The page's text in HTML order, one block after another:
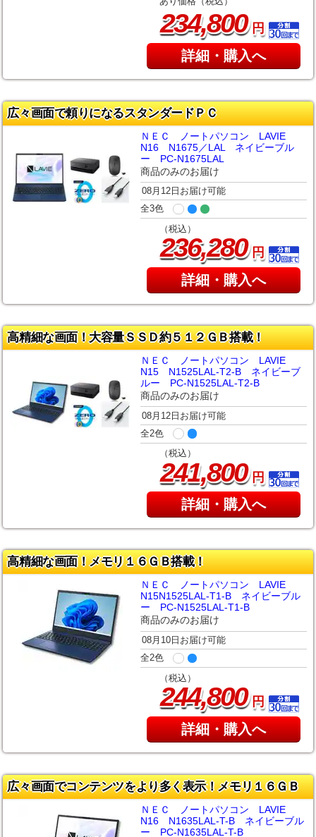
234,800円
詳細・購入へ
広々画面で頼りになるスタンダードＰＣ
ＮＥＣ ノートパソコン LAVIE
N16 N1675／LAL ネイビーブル
ー PC-N1675LAL
商品のみのお届け
08月12日お届け可能
全3色
（税込）
236,280円
詳細・購入へ
高精細な画面！大容量ＳＳＤ約５１２ＧＢ搭載！
ＮＥＣ ノートパソコン LAVIE
N15 N1525LAL-T2-B ネイビーブ
ルー PC-N1525LAL-T2-B
商品のみのお届け
08月12日お届け可能
全2色
（税込）
241,800円
詳細・購入へ
高精細な画面！メモリ１６ＧＢ搭載！
ＮＥＣ ノートパソコン LAVIE
N15N1525LAL-T1-B ネイビーブル
ー PC-N1525LAL-T1-B
商品のみのお届け
08月10日お届け可能
全2色
（税込）
244,800円
詳細・購入へ
広々画面でコンテンツをより多く表示！メモリ１６ＧＢ
ＮＥＣ ノートパソコン LAVIE
N16 N1635LAL-T-B ネイビーブル
ー PC-N1635LAL-T-B